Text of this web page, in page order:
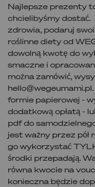
Najlepsze prezenty
chcielibyśmy
zdrowia, podaruj
roślinne diety od
dowolną kwotę do
smaczne i
można zamówić,
formie papierowej -
dodatkową opłatą -
pdf do
jest ważny przez pół
go wykorzystać
środki przepadają.
równa kwocie na
konieczna będzie